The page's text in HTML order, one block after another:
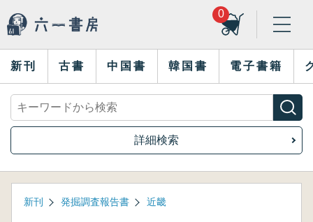
0
新刊 古書 中国書 韓国書 電子書籍
詳細検索
新刊 発掘調査報告書 近畿